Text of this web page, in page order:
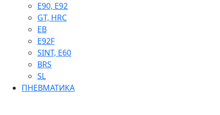
Е90, E92
GT, HRC
EB
Е92F
SINT, E60
BRS
SL
ПНЕВМАТИКА